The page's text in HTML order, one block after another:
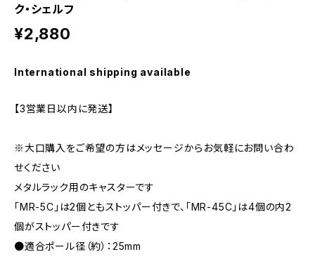
ク・シェルフ
¥2,880
International shipping available
【3営業日以内に発送】
※大口購入をご希望の方はメッセージからお気軽にお問い合わ
せください
メタルラック用のキャスターです
「MR-5C」は2個ともストッパー付きで、「MR-45C」は4個の内2
個がストッパー付きです
●適合ポール径（約）：25mm